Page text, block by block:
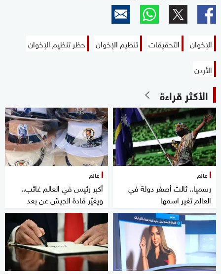
الإخوان التحقيقات تنظيم الإخوان
حظر تنظيم الإخوان
الأردن
الأكثر قراءة
عالم
رسميا.. ثالث أصغر دولة في
العالم تغير اسمها
عالم
أكبر رئيس في العالم غائب..
ويغيّر قادة الجيش عن بعد